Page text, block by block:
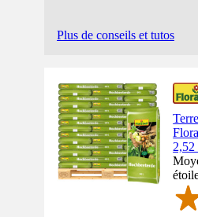
Plus de conseils et tutos
2,52